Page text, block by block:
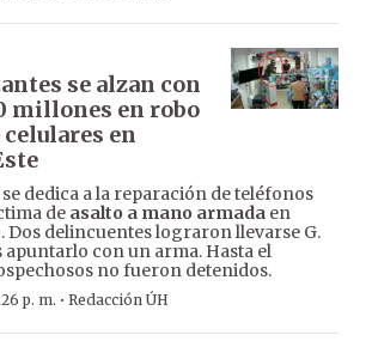
se alzan con
millones en robo
en
dedica a la reparación de teléfonos
de asalto a mano armada en
. Dos delincuentes lograron llevarse G.
con un arma. Hasta el
no fueron detenidos.
p. m. · Redacción ÚH